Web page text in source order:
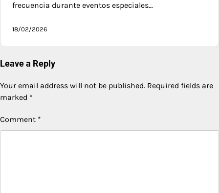
frecuencia durante eventos especiales…
18/02/2026
Leave a Reply
Your email address will not be published. Required fields are
marked *
Comment *